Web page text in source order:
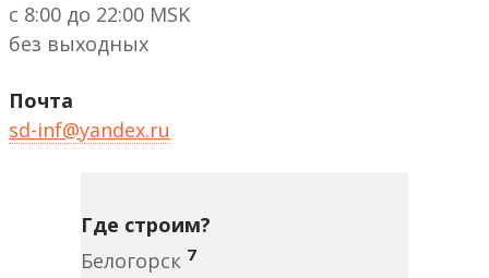
с 8:00 до 22:00 MSK
без выходных
Почта
sd-inf@yandex.ru
Где строим?
Белогорск 7